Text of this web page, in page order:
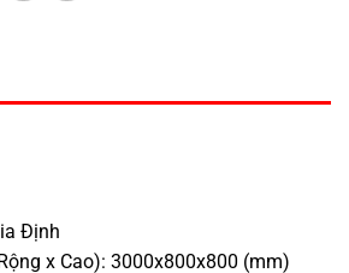
Định
x Cao): 3000x800x800 (mm)